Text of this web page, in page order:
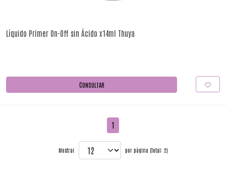
Líquido Primer On-Off sin Ácido x14ml Thuya
CONSULTAR
1
Mostrar por página (Total: 2)